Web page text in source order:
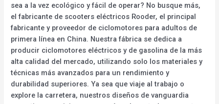
sea a la vez ecológico y fácil de operar? No busque más,
el fabricante de scooters eléctricos Rooder, el principal
fabricante y proveedor de ciclomotores para adultos de
primera línea en China. Nuestra fábrica se dedica a
producir ciclomotores eléctricos y de gasolina de la más
alta calidad del mercado, utilizando solo los materiales y
técnicas más avanzados para un rendimiento y
durabilidad superiores. Ya sea que viaje al trabajo o
explore la carretera, nuestros diseños de vanguardia